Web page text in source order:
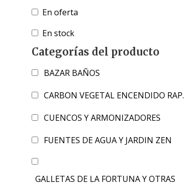
En oferta
En stock
Categorías del producto
BAZAR BAÑOS
CARBON VEGETAL ENCENDIDO RAP.
CUENCOS Y ARMONIZADORES
FUENTES DE AGUA Y JARDIN ZEN
GALLETAS DE LA FORTUNA Y OTRAS